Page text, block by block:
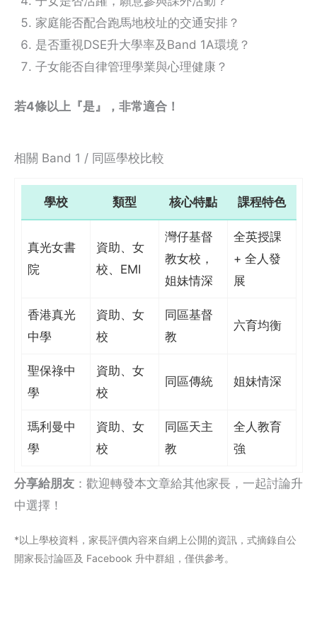
家庭能否配合跑馬地校址的交通安排？
是否重視DSE升大學率及Band 1A環境？
子女能否自律管理學業與心理健康？
若4條以上『是』，非常適合！
相關 Band 1 / 同區學校比較
學校 類型 核心特點 課程特色
真光女書
院
資助、女
校、EMI
灣仔基督
教女校，
姐妹情深
全英授課
+ 全人發
展
香港真光
中學
資助、女
校
同區基督
教
六育均衡
聖保祿中
學
資助、女
校
同區傳統 姐妹情深
瑪利曼中
學
資助、女
校
同區天主
教
全人教育
強
分享給朋友 ：歡迎轉發本文章給其他家長，一起討論升
中選擇！
*以上學校資料，家長評價內容來自網上公閞的資訊，式摘錄自公
開家長討論區及 Facebook 升中群組，僅供參考。